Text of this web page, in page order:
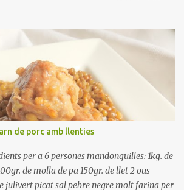
les a octaus. Talleu les olives a
de portar a la taula, poseu els cigrons,
bol, amb la resta d'ingredients: les tomates,
les olives i la tonyina esmicolada.
bon profit!!
de porc amb llenties
per a 6 persones mandonguilles: 1kg. de
de molla de pa 150gr. de llet 2 ous
julivert picat sal pebre negre molt farina per